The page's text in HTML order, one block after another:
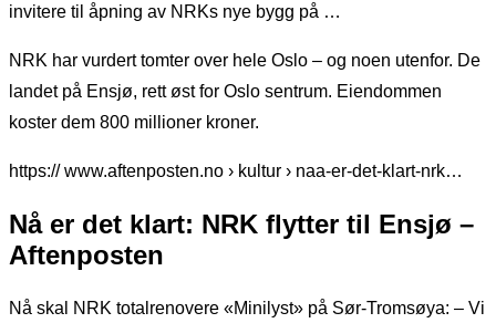
invitere til åpning av NRKs nye bygg på …
NRK har vurdert tomter over hele Oslo – og noen utenfor. De
landet på Ensjø, rett øst for Oslo sentrum. Eiendommen
koster dem 800 millioner kroner.
https:// www.aftenposten.no › kultur › naa-er-det-klart-nrk…
Nå er det klart: NRK flytter til Ensjø –
Aftenposten
Nå skal NRK totalrenovere «Minilyst» på Sør-Tromsøya: – Vi